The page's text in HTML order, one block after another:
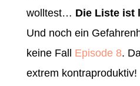
wolltest… Die Liste ist
Und noch ein
keine Fall Episode 8.
extrem kontraproduktiv!